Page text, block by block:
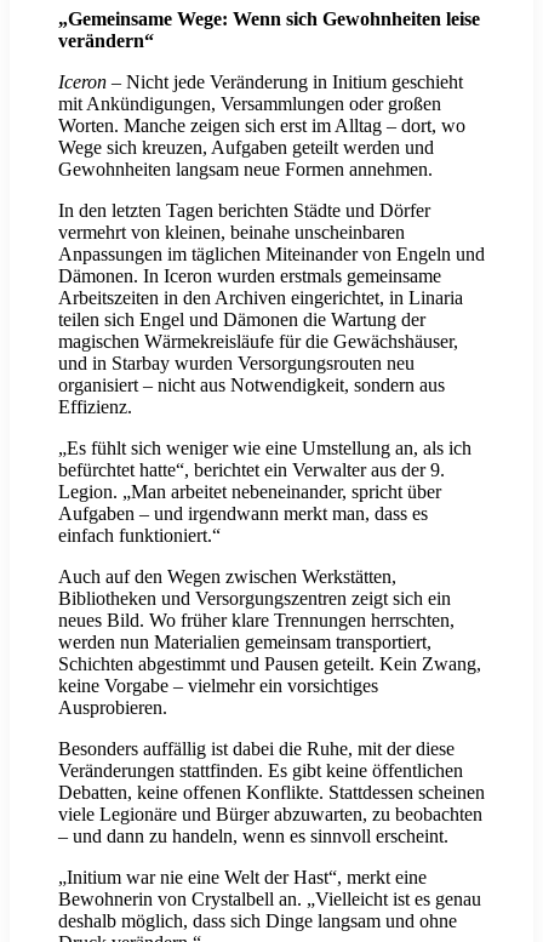
„Gemeinsame Wege: Wenn sich Gewohnheiten leise
verändern“
Iceron – Nicht jede Veränderung in Initium geschieht
mit Ankündigungen, Versammlungen oder großen
Worten. Manche zeigen sich erst im Alltag – dort, wo
Wege sich kreuzen, Aufgaben geteilt werden und
Gewohnheiten langsam neue Formen annehmen.
In den letzten Tagen berichten Städte und Dörfer
vermehrt von kleinen, beinahe unscheinbaren
Anpassungen im täglichen Miteinander von Engeln und
Dämonen. In Iceron wurden erstmals gemeinsame
Arbeitszeiten in den Archiven eingerichtet, in Linaria
teilen sich Engel und Dämonen die Wartung der
magischen Wärmekreisläufe für die Gewächshäuser,
und in Starbay wurden Versorgungsrouten neu
organisiert – nicht aus Notwendigkeit, sondern aus
Effizienz.
„Es fühlt sich weniger wie eine Umstellung an, als ich
befürchtet hatte“, berichtet ein Verwalter aus der 9.
Legion. „Man arbeitet nebeneinander, spricht über
Aufgaben – und irgendwann merkt man, dass es
einfach funktioniert.“
Auch auf den Wegen zwischen Werkstätten,
Bibliotheken und Versorgungszentren zeigt sich ein
neues Bild. Wo früher klare Trennungen herrschten,
werden nun Materialien gemeinsam transportiert,
Schichten abgestimmt und Pausen geteilt. Kein Zwang,
keine Vorgabe – vielmehr ein vorsichtiges
Ausprobieren.
Besonders auffällig ist dabei die Ruhe, mit der diese
Veränderungen stattfinden. Es gibt keine öffentlichen
Debatten, keine offenen Konflikte. Stattdessen scheinen
viele Legionäre und Bürger abzuwarten, zu beobachten
– und dann zu handeln, wenn es sinnvoll erscheint.
„Initium war nie eine Welt der Hast“, merkt eine
Bewohnerin von Crystalbell an. „Vielleicht ist es genau
deshalb möglich, dass sich Dinge langsam und ohne